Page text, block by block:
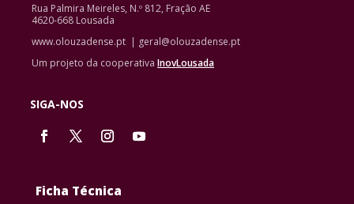
Rua Palmira Meireles, N.º 812, Fração AE
4620-668 Lousada
www.olouzadense.pt | geral@olouzadense.pt
Um projeto da cooperativa InovLousada
SIGA-NOS
Ficha Técnica